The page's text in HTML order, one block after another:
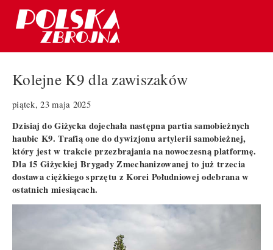
Kolejne K9 dla zawiszaków
piątek, 23 maja 2025
Dzisiaj do Giżycka dojechała następna partia samobieżnych
haubic K9. Trafią one do dywizjonu artylerii samobieżnej,
który jest w trakcie przezbrajania na nowoczesną platformę.
Dla 15 Giżyckiej Brygady Zmechanizowanej to już trzecia
dostawa ciężkiego sprzętu z Korei Południowej odebrana w
ostatnich miesiącach.